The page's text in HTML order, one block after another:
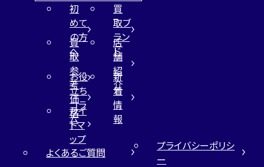
初
めて
の方
へ
買
取ブ
ラン
ド
買
取
参
考
価
格
店
舗
紹
介
お役
立ち
コラ
ム
新
着
情
報
サイ
トマ
ップ
よくあるご質問
プライバシーポリシ
ー